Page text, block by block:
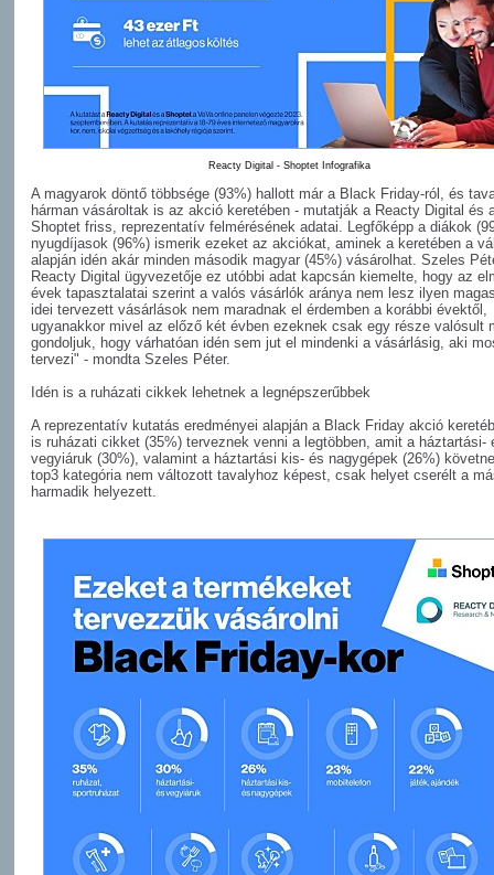
Reacty Digital - Shoptet Infografika
A magyarok döntő többsége (93%) hallott már a Black Friday-ról, és
hárman vásároltak is az akció keretében - mutatják a Reacty Digital és
Shoptet friss, reprezentatív felmérésének adatai. Legfőképp a diákok
nyugdíjasok (96%) ismerik ezeket az akciókat, aminek a keretében a
alapján idén akár minden második magyar (45%) vásárolhat. Szeles
Reacty Digital ügyvezetője ez utóbbi adat kapcsán kiemelte, hogy az
évek tapasztalatai szerint a valós vásárlók aránya nem lesz ilyen
idei tervezett vásárlások nem maradnak el érdemben a korábbi évektől,
ugyanakkor mivel az előző két évben ezeknek csak egy része valósult
gondoljuk, hogy várhatóan idén sem jut el mindenki a vásárlásig, aki
tervezi" - mondta Szeles Péter.
Idén is a ruházati cikkek lehetnek a legnépszerűbbek
A reprezentatív kutatás eredményei alapján a Black Friday akció
is ruházati cikket (35%) terveznek venni a legtöbben, amit a háztartási-
vegyiáruk (30%), valamint a háztartási kis- és nagygépek (26%)
top3 kategória nem változott tavalyhoz képest, csak helyet cserélt a
harmadik helyezett.